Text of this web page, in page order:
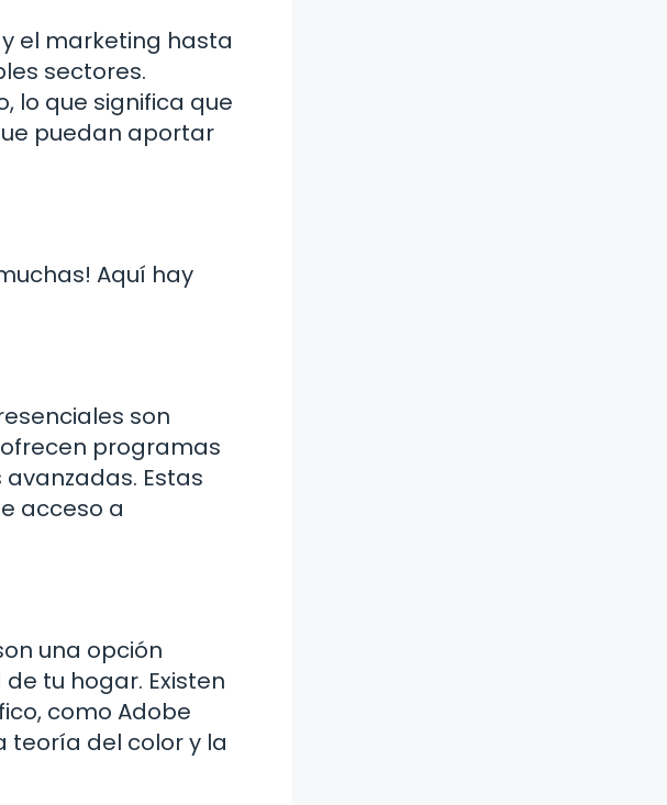
el marketing hasta
sectores.
lo que significa que
puedan aportar
Aquí hay
son
programas
Estas
acceso a
una opción
tu hogar. Existen
como Adobe
teoría del color y la